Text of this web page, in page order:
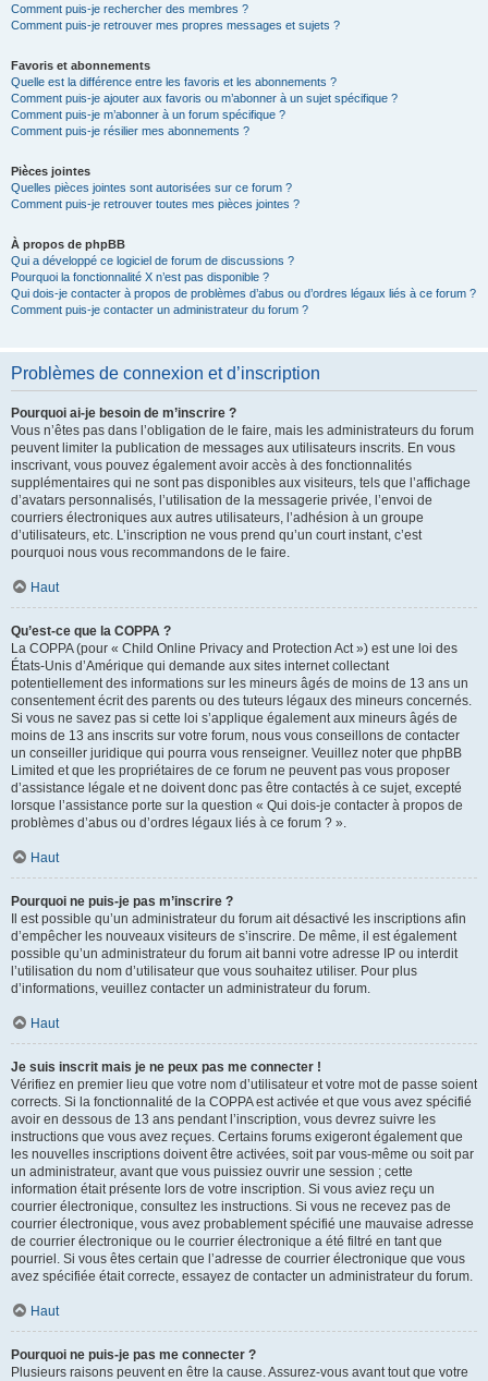
Comment puis-je rechercher des membres ?
Comment puis-je retrouver mes propres messages et sujets ?
Favoris et abonnements
Quelle est la différence entre les favoris et les abonnements ?
Comment puis-je ajouter aux favoris ou m’abonner à un sujet spécifique ?
Comment puis-je m’abonner à un forum spécifique ?
Comment puis-je résilier mes abonnements ?
Pièces jointes
Quelles pièces jointes sont autorisées sur ce forum ?
Comment puis-je retrouver toutes mes pièces jointes ?
À propos de phpBB
Qui a développé ce logiciel de forum de discussions ?
Pourquoi la fonctionnalité X n’est pas disponible ?
Qui dois-je contacter à propos de problèmes d’abus ou d’ordres légaux liés à ce forum ?
Comment puis-je contacter un administrateur du forum ?
Problèmes de connexion et d’inscription
Pourquoi ai-je besoin de m’inscrire ?
Vous n’êtes pas dans l’obligation de le faire, mais les administrateurs du forum
peuvent limiter la publication de messages aux utilisateurs inscrits. En vous
inscrivant, vous pouvez également avoir accès à des fonctionnalités
supplémentaires qui ne sont pas disponibles aux visiteurs, tels que l’affichage
d’avatars personnalisés, l’utilisation de la messagerie privée, l’envoi de
courriers électroniques aux autres utilisateurs, l’adhésion à un groupe
d’utilisateurs, etc. L’inscription ne vous prend qu’un court instant, c’est
pourquoi nous vous recommandons de le faire.
Haut
Qu’est-ce que la COPPA ?
La COPPA (pour « Child Online Privacy and Protection Act ») est une loi des
États-Unis d’Amérique qui demande aux sites internet collectant
potentiellement des informations sur les mineurs âgés de moins de 13 ans un
consentement écrit des parents ou des tuteurs légaux des mineurs concernés.
Si vous ne savez pas si cette loi s’applique également aux mineurs âgés de
moins de 13 ans inscrits sur votre forum, nous vous conseillons de contacter
un conseiller juridique qui pourra vous renseigner. Veuillez noter que phpBB
Limited et que les propriétaires de ce forum ne peuvent pas vous proposer
d’assistance légale et ne doivent donc pas être contactés à ce sujet, excepté
lorsque l’assistance porte sur la question « Qui dois-je contacter à propos de
problèmes d’abus ou d’ordres légaux liés à ce forum ? ».
Haut
Pourquoi ne puis-je pas m’inscrire ?
Il est possible qu’un administrateur du forum ait désactivé les inscriptions afin
d’empêcher les nouveaux visiteurs de s’inscrire. De même, il est également
possible qu’un administrateur du forum ait banni votre adresse IP ou interdit
l’utilisation du nom d’utilisateur que vous souhaitez utiliser. Pour plus
d’informations, veuillez contacter un administrateur du forum.
Haut
Je suis inscrit mais je ne peux pas me connecter !
Vérifiez en premier lieu que votre nom d’utilisateur et votre mot de passe soient
corrects. Si la fonctionnalité de la COPPA est activée et que vous avez spécifié
avoir en dessous de 13 ans pendant l’inscription, vous devrez suivre les
instructions que vous avez reçues. Certains forums exigeront également que
les nouvelles inscriptions doivent être activées, soit par vous-même ou soit par
un administrateur, avant que vous puissiez ouvrir une session ; cette
information était présente lors de votre inscription. Si vous aviez reçu un
courrier électronique, consultez les instructions. Si vous ne recevez pas de
courrier électronique, vous avez probablement spécifié une mauvaise adresse
de courrier électronique ou le courrier électronique a été filtré en tant que
pourriel. Si vous êtes certain que l’adresse de courrier électronique que vous
avez spécifiée était correcte, essayez de contacter un administrateur du forum.
Haut
Pourquoi ne puis-je pas me connecter ?
Plusieurs raisons peuvent en être la cause. Assurez-vous avant tout que votre